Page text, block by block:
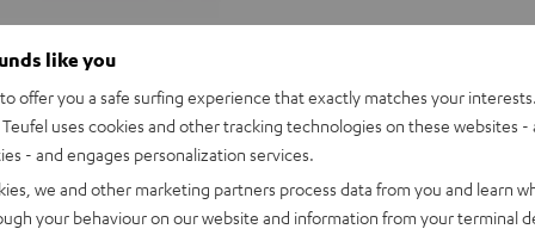
like you
offer you a safe surfing experience that exactly matches your
uses cookies and other tracking technologies on these websites -
- and engages personalization services.
we and other marketing partners process data from you and learn
your behaviour on our website and information from your terminal